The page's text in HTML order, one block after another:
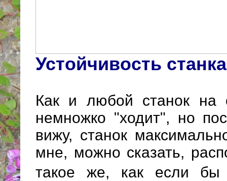
Устойчивость станка
Как и любой станок на
немножко "ходит", но
вижу, станок
мне, можно сказать,
такое же, как если